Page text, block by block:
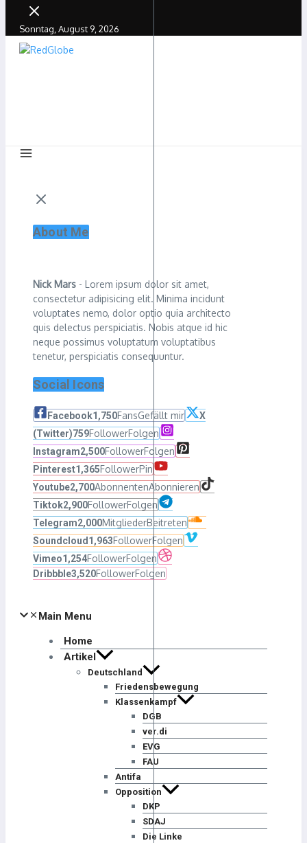
Sonntag, August 9, 2026
About Me
Nick Mars - Lorem ipsum dolor sit amet,
consectetur adipisicing elit. Minima incidunt
voluptates nemo, dolor optio quia architecto
quis delectus perspiciatis. Nobis atque id hic
neque possimus voluptatum voluptatibus
tenetur, perspiciatis consequuntur.
Social Icons
Facebook1,750FansGefällt mir
X
(Twitter)759FollowerFolgen
Instagram2,500FollowerFolgen
Pinterest1,365FollowerPin
Youtube2,700AbonnentenAbonnieren
Tiktok2,900FollowerFolgen
Telegram2,000MitgliederBeitreten
Soundcloud 1,963FollowerFolgen
Vimeo1,254FollowerFolgen
Dribbble3,520FollowerFolgen
Main Menu
Home
Artikel
Deutschland
Friedensbewegung
Klassenkampf
DGB
ver.di
EVG
FAU
Antifa
Opposition
DKP
SDAJ
Die Linke